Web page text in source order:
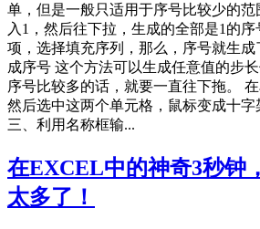
单，但是一般只适用于序号比较少的
入1，然后往下拉，生成的全部是1的
项，选择填充序列，那么，序号就生
成序号 这个方法可以生成任意值的步
序号比较多的话，就要一直往下拖。
然后选中这两个单元格，鼠标变成十字
三、利用名称框输...
在EXCEL中的神奇3秒钟
太多了！